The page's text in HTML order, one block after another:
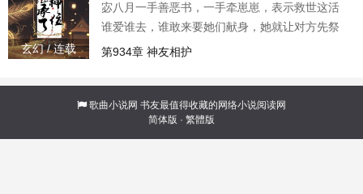
玄幻 / 连载
宓八月一手善恶书，一手牵崽崽，表示救世这活
谁爱谁去，谁敢来要她们献身，她就让对方先祭
天。 穿越半年后的宓八月被管家告丧，并获得从
代种田，实际上却是神鬼灵异。 养了半年的崽崽
还是个未来献身救世的救世主，作为未来救世主
的娘，故事一开始就得为爱祭天。 是作为人去
死，还是作为神去浪？这还需要考虑吗？
第934章 神友相护
歌曲小说网 书友最值得收藏的网络小说阅读网
简体版 · 繁體版